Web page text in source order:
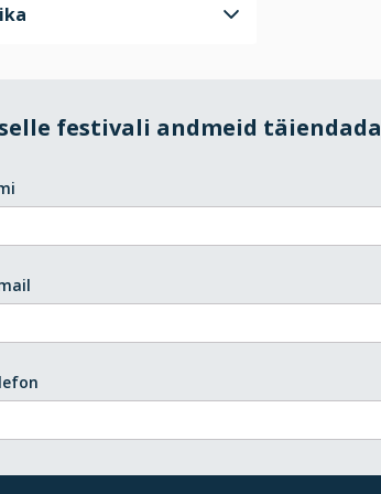
festivali andmeid täiendada